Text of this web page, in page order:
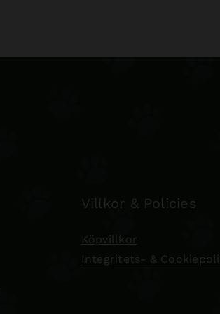
Villkor & Policies
Köpvillkor
Integritets- &